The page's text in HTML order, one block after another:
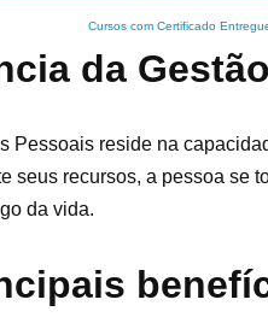
Cursos com Certificado
da
Pessoais reside na
seus recursos, a pessoa se
da vida.